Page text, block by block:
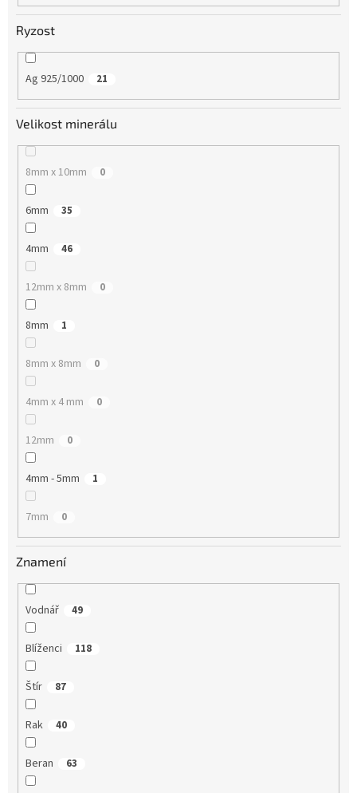
Ryzost
Ag 925/1000 21
Velikost minerálu
8mm x 10mm 0
6mm 35
4mm 46
12mm x 8mm 0
8mm 1
8mm x 8mm 0
4mm x 4 mm 0
12mm 0
4mm - 5mm 1
7mm 0
Znamení
Vodnář 49
Blíženci 118
Štír 87
Rak 40
Beran 63